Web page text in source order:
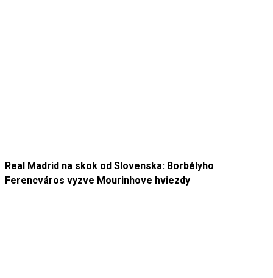
Real Madrid na skok od Slovenska: Borbélyho
Ferencváros vyzve Mourinhove hviezdy